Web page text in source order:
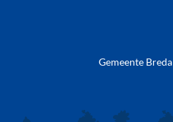
Gemeente Breda